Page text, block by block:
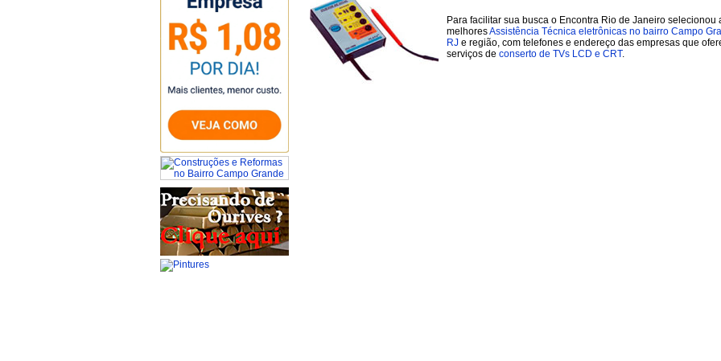
Para facilitar sua busca o Encontra Rio de Janeiro selecionou
melhoresAssistência Técnica eletrônicas no bairro Campo
RJ e região, com telefones e endereço das empresas que
serviços de conserto de TVs LCD e CRT.